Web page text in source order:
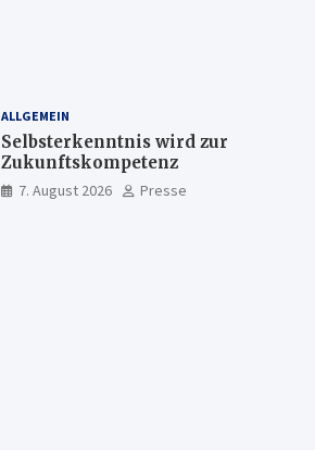
ALLGEMEIN
Selbsterkenntnis wird zur
Zukunftskompetenz
7. August 2026 Presse